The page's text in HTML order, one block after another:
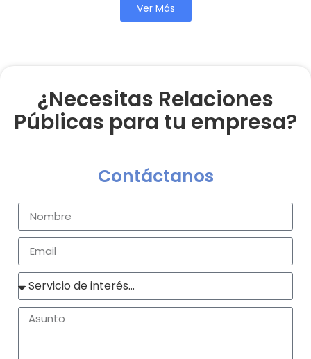
Ver Más
¿Necesitas Relaciones
Públicas para tu empresa?
Contáctanos